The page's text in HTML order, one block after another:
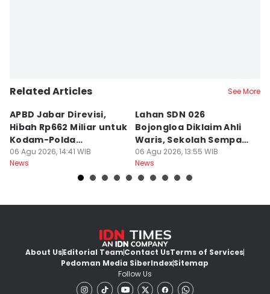
Related Articles See More
APBD Jabar Direvisi,
Hibah Rp662 Miliar untuk
Kodam-Polda
Dievaluasi
06 Agu 2026, 14:41 WIB
News
Lahan SDN 026
Bojongloa Diklaim Ahli
Waris, Sekolah Sempat
Disegel
06 Agu 2026, 13:55 WIB
News
About UsEditorial TeamContact UsTerms of Services
Pedoman Media SiberIndexSitemap
Follow Us